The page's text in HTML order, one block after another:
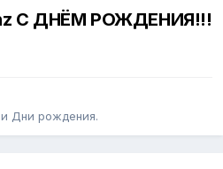
С ДНЁМ РОЖДЕНИЯ!!!
Дни рождения.